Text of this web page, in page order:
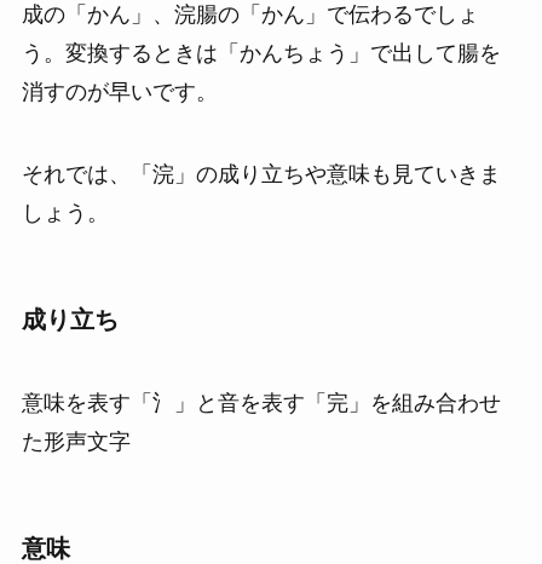
成の「かん」、浣腸の「かん」で伝わるでしょ
う。変換するときは「かんちょう」で出して腸を
消すのが早いです。
それでは、「浣」の成り立ちや意味も見ていきま
しょう。
成り立ち
意味を表す「氵」と音を表す「完」を組み合わせ
た形声文字
意味